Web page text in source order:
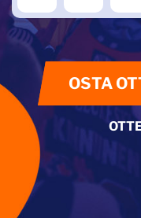
OSTA